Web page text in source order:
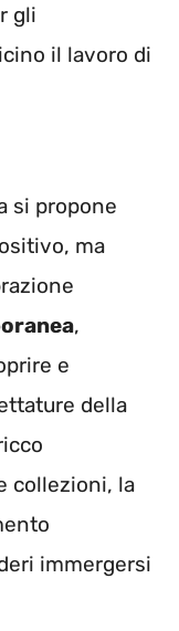
gli
il lavoro di
si propone
ma
,
e
della
collezioni, la
immergersi